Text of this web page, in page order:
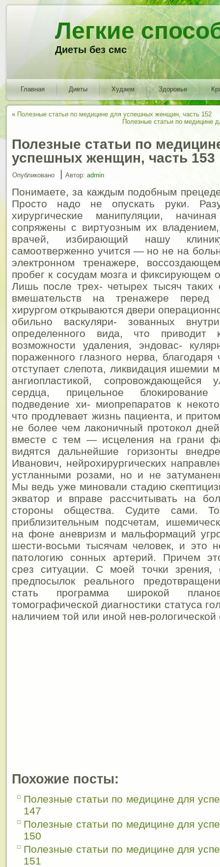
Легкие
Диеты без смс
Главная Диеты Худаем Здоровье
« Полезные статьи по медицине для успешных женщин, часть 152
Полезные статьи по медицине
Полезные статьи по
успешных женщин, часть 153
Опубликовано | Автор: admin
Понимаете, за каждым подобным
Просто надо не опускать руки.
хирургические манипуляции,
сопряжены с виртуозным их
врачей, избирающий нашу
самоотверженно учится — но не на
электронном тренажере,
пробег к сосудам мозга и фиксирующем
Лишь после трех- четырех тысяч таких
вмешательств на тренажере перед
хирургом открываются двери
обильно васкуляри- зованных
определенного вида, что
возможности удаления, эндовас-
пораженного глазного нерва,
отступает слепота, ликвидация ишемии
ангиопластикой, сопровождающейся
сердца, прицельное блокирование
подведение хи- миопрепаратов к
что продлевает жизнь пациента, и
не более чем лаконичный протокол
вместе с тем — исцеления на грани
видятся дальнейшие горизонты
Иванович, нейрохирургических
устланными розами, но и не
Мы ведь уже миновали стадию
экватор и вправе рассчитывать на
стороны общества. Судите сами.
приблизительным подсчетам,
на фоне аневризм и мальформаций
шести-восьми тысячам человек, и это
патологию сонных артерий. Причем
срез ситуации. С моей точки
предпосылок реального
стать программа широкой
томографической диагностики статуса
наличием той или иной нев-рологической
Похожие посты:
Полезные статьи по медицине для
147
Полезные статьи по медицине для
150
Полезные статьи по медицине для
151